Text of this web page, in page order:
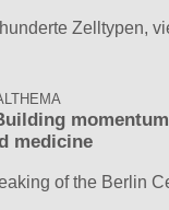
Zelltypen,
medicine
of the Berlin